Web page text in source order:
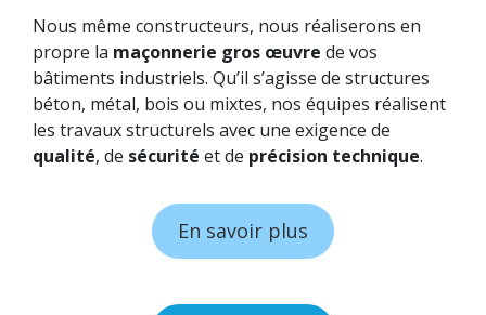
Nous même constructeurs, nous réaliserons en
propre la maçonnerie gros œuvre de vos
bâtiments industriels. Qu’il s’agisse de structures
béton, métal, bois ou mixtes, nos équipes réalisent
les travaux structurels avec une exigence de
qualité, de sécurité et de précision technique.
En savoir plus